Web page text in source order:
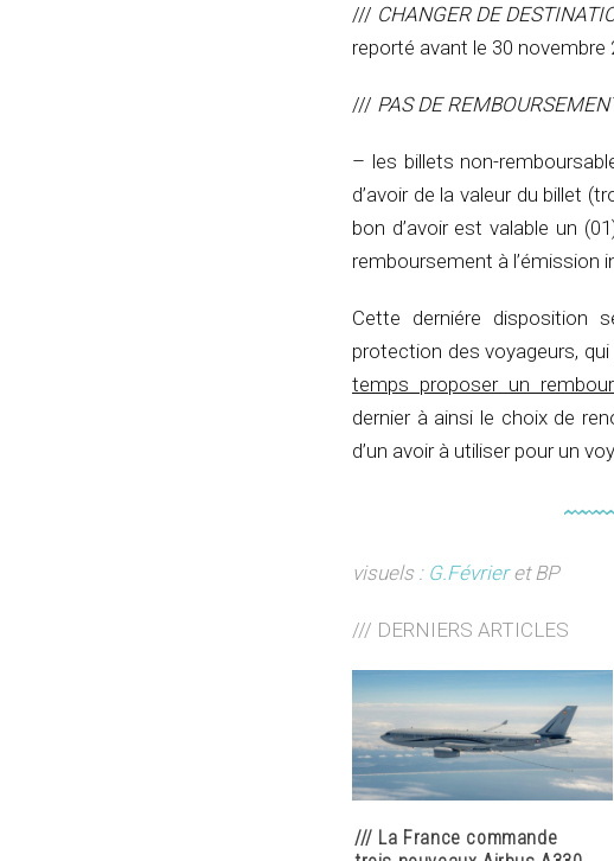
/// CHANGER DE
reporté avant le 30
/// PAS DE
– les billets non-
d’avoir de la valeur du billet
bon d’avoir est valable un
remboursement à l’émission
Cette derniére disposition
protection des voyageurs,
temps proposer un
dernier à ainsi le choix de
d’un avoir à utiliser pour un
visuels : G.Févrieret BP
/// DERNIERS ARTICLES
/// La France commande